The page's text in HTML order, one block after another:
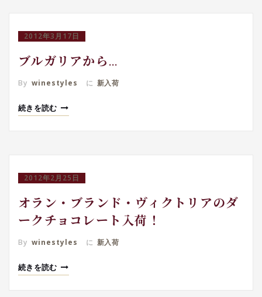
2012年3月17日
ブルガリアから…
By winestyles に 新入荷
続きを読む
2012年2月25日
オラン・ブランド・ヴィクトリアのダ
ークチョコレート入荷！
By winestyles に 新入荷
続きを読む